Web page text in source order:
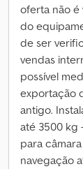
oferta não é
do
de ser
vendas
possível
exportação
antigo.
até 3500 kg
para
navegação